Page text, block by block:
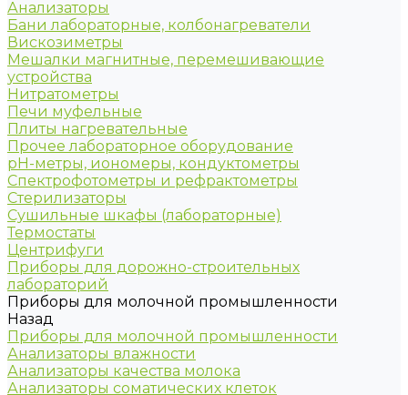
Анализаторы
Бани лабораторные, колбонагреватели
Вискозиметры
Мешалки магнитные, перемешивающие
устройства
Нитратометры
Печи муфельные
Плиты нагревательные
Прочее лабораторное оборудование
рН-метры, иономеры, кондуктометры
Спектрофотометры и рефрактометры
Стерилизаторы
Сушильные шкафы (лабораторные)
Термостаты
Центрифуги
Приборы для дорожно-строительных
лабораторий
Приборы для молочной промышленности
Назад
Приборы для молочной промышленности
Анализаторы влажности
Анализаторы качества молока
Анализаторы соматических клеток